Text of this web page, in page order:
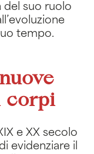
del suo ruolo
tempo.
corpi
e XX secolo
evidenziare il